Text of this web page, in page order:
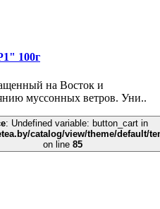
100г
на Восток и
муссонных ветров. Уни..
: Undefined variable: button_cart in
catalog/view/theme/default/
on line 85